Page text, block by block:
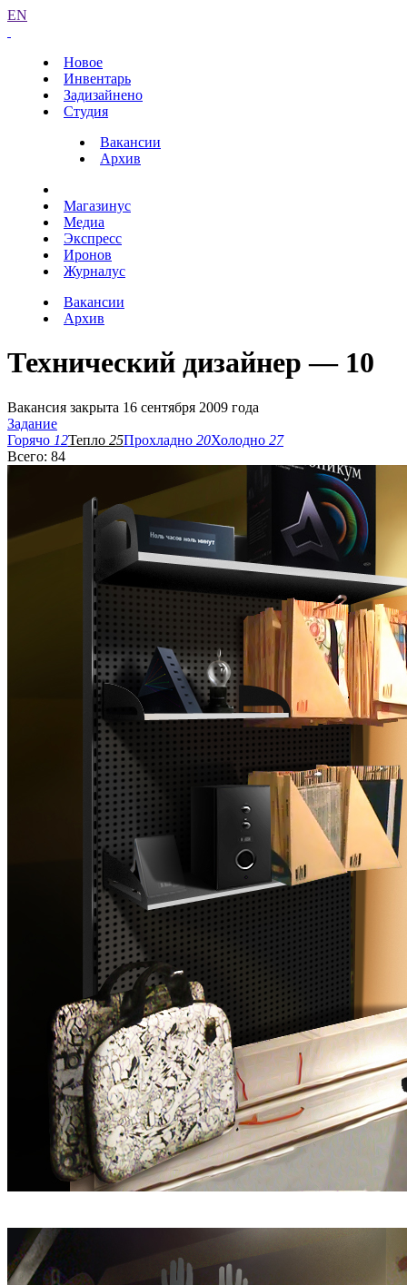
EN
Новое
Инвентарь
Задизайнено
Студия
Вакансии
Архив
Магазинус
Медиа
Экспресс
Иронов
Журналус
Вакансии
Архив
Технический дизайнер — 10
Вакансия закрыта 16 сентября 2009 года
Задание
Горячо 12Тепло 25Прохладно 20Холодно 27
Всего: 84